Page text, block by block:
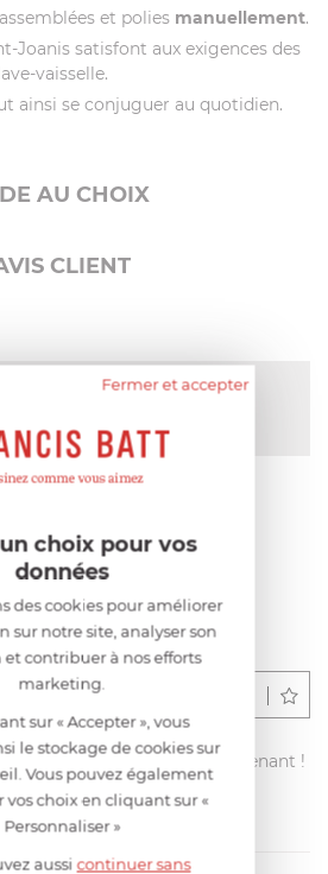
et polies manuellement.
Joanis satisfont aux exigences des
vaisselle.
ainsi se conjuguer au quotidien.
AU CHOIX
CLIENT
NOTE MOYENNE
un avis
sur francisbatt.com ?
les autres clients dès maintenant !
Fermer et accepter
choix pour vos
données
des cookies pour améliorer
sur notre site, analyser son
contribuer à nos efforts
marketing.
sur « Accepter », vous
le stockage de cookies sur
Vous pouvez également
choix en cliquant sur «
Personnaliser »
aussicontinuer sans